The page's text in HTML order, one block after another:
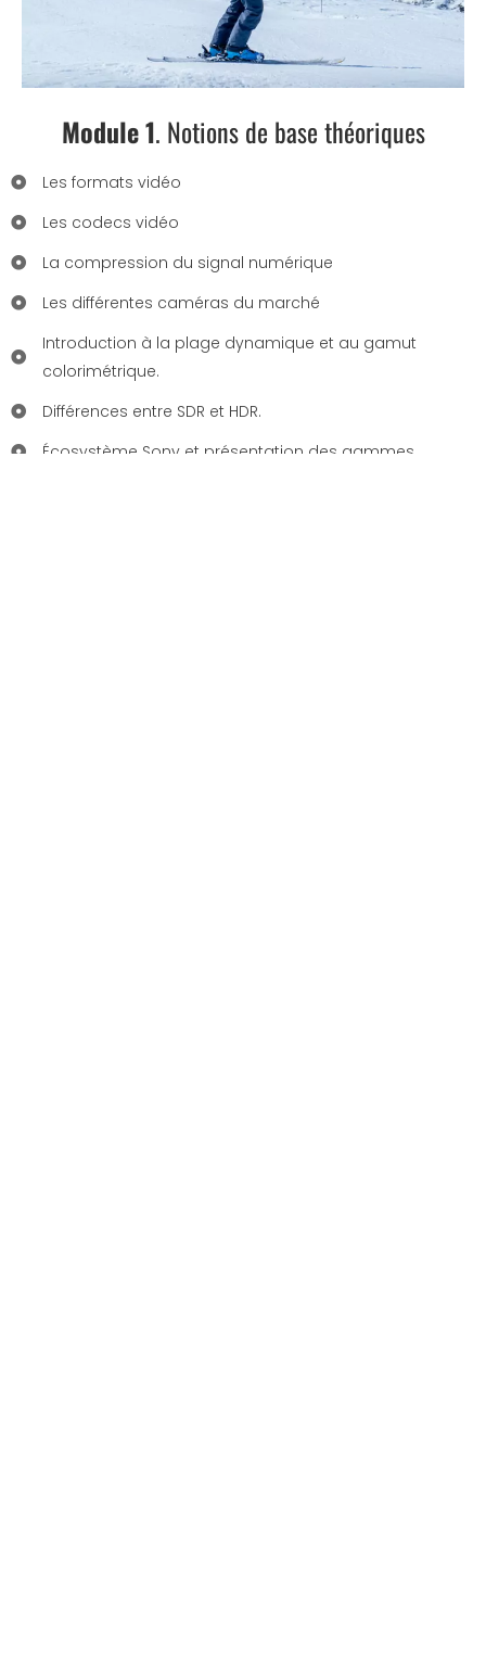
Module 1. Notions de base théoriques
Les formats vidéo
Les codecs vidéo
La compression du signal numérique
Les différentes caméras du marché
Introduction à la plage dynamique et au gamut
colorimétrique.
Différences entre SDR et HDR.
Écosystème Sony et présentation des gammes